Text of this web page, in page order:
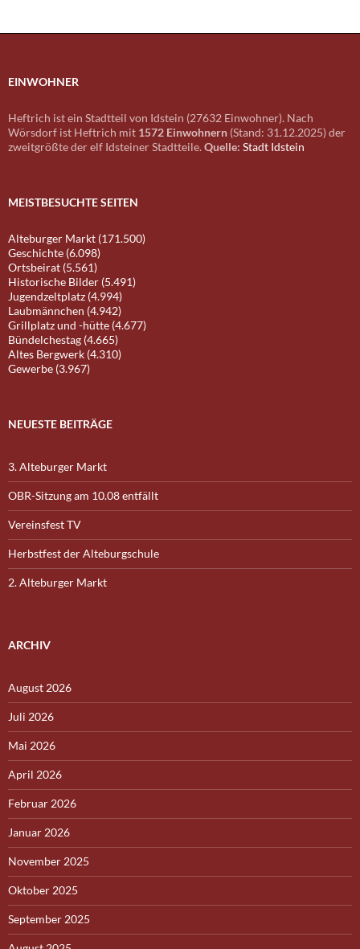
EINWOHNER
Heftrich ist ein Stadtteil von Idstein (27632 Einwohner). Nach
Wörsdorf ist Heftrich mit 1572 Einwohnern (Stand: 31.12.2025) der
zweitgrößte der elf Idsteiner Stadtteile. Quelle: Stadt Idstein
MEISTBESUCHTE SEITEN
Alteburger Markt (171.500)
Geschichte (6.098)
Ortsbeirat (5.561)
Historische Bilder (5.491)
Jugendzeltplatz (4.994)
Laubmännchen (4.942)
Grillplatz und -hütte (4.677)
Bündelchestag (4.665)
Altes Bergwerk (4.310)
Gewerbe (3.967)
NEUESTE BEITRÄGE
3. Alteburger Markt
OBR-Sitzung am 10.08 entfällt
Vereinsfest TV
Herbstfest der Alteburgschule
2. Alteburger Markt
ARCHIV
August 2026
Juli 2026
Mai 2026
April 2026
Februar 2026
Januar 2026
November 2025
Oktober 2025
September 2025